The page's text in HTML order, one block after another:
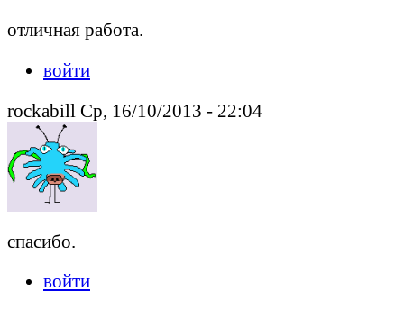
отличная работа.
войти
rockabill Ср, 16/10/2013 - 22:04
спасибо.
войти